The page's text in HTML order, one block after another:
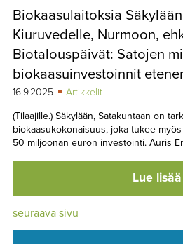
Biokaasulaitoksia
Kiuruvedelle, Nurmoon,
Biotalouspäivät: Satojen
biokaasuinvestoinnit
16.9.2025
Artikkelit
(Tilaajille.) Säkylään, Satakuntaan on
biokaasukokonaisuus, joka tukee
50 miljoonan euron investointi. Auris
Lue lisää
seuraava sivu